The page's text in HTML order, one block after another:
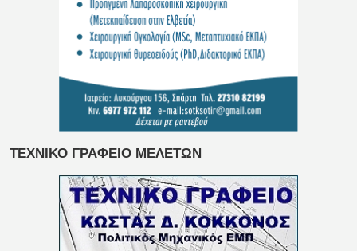
ΤΕΧΝΙΚΟ ΓΡΑΦΕΙΟ ΜΕΛΕΤΩΝ